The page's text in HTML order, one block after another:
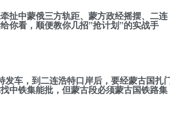
扯中蒙俄三方轨距、蒙方政经摇摆、二连
你看，顺便教你几招”抢计划”的实战手
车，到二连浩特口岸后，要经蒙古国扎
中铁集能批，但蒙古段必须蒙古国铁路集